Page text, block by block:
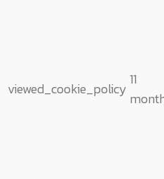
viewed_cookie_policy
11